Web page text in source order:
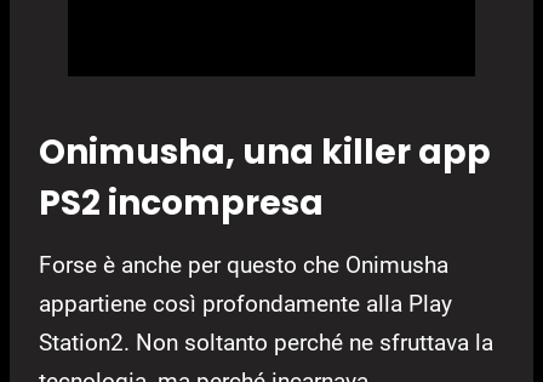
Onimusha, una killer app
PS2 incompresa
Forse è anche per questo che Onimusha
appartiene così profondamente alla Play
Station2. Non soltanto perché ne sfruttava la